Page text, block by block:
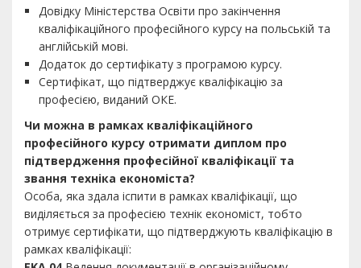
Довідку Міністерства Освіти про закінчення
кваліфікаційного професійного курсу на польській та
англійській мові.
Додаток до сертифікату з програмою курсу.
Сертифікат, що підтверджує кваліфікацію за
професією, виданий ОКЕ.
Чи можна в рамках кваліфікаційного
професійного курсу отримати диплом про
підтвердження професійної кваліфікації та
звання техніка економіста?
Особа, яка здала іспити в рамках кваліфікації, що
виділяється за професією технік економіст, тобто
отримує сертифікати, що підтверджують кваліфікацію в
рамках кваліфікації: